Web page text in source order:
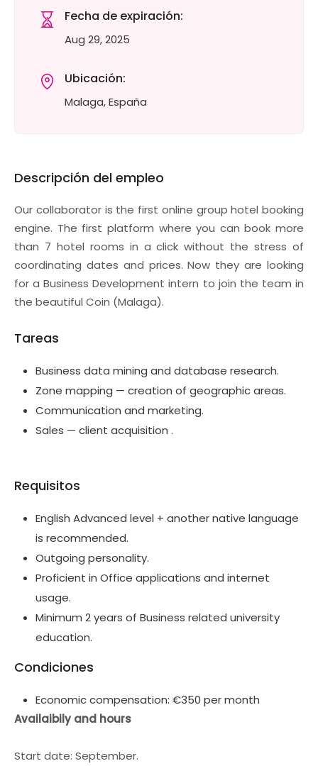
Fecha de expiración:
Aug 29, 2025
Ubicación:
Malaga, España
Descripción del empleo
Our collaborator is the first online group hotel booking
engine. The first platform where you can book more
than 7 hotel rooms in a click without the stress of
coordinating dates and prices. Now they are looking
for a Business Development intern to join the team in
the beautiful Coin (Malaga).
Tareas
Business data mining and database research.
Zone mapping — creation of geographic areas.
Communication and marketing.
Sales — client acquisition .
Requisitos
English Advanced level + another native language
is recommended.
Outgoing personality.
Proficient in Office applications and internet
usage.
Minimum 2 years of Business related university
education.
Condiciones
Economic compensation: €350 per month
Availaibily and hours
Start date: September.